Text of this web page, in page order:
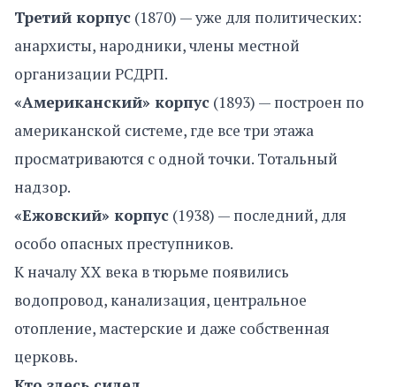
Третий корпус (1870) — уже для политических:
анархисты, народники, члены местной
организации РСДРП.
«Американский» корпус (1893) — построен по
американской системе, где все три этажа
просматриваются с одной точки. Тотальный
надзор.
«Ежовский» корпус (1938) — последний, для
особо опасных преступников.
К началу XX века в тюрьме появились
водопровод, канализация, центральное
отопление, мастерские и даже собственная
церковь.